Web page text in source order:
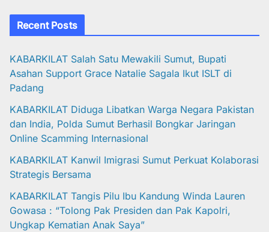
Recent Posts
KABARKILAT Salah Satu Mewakili Sumut, Bupati
Asahan Support Grace Natalie Sagala Ikut ISLT di
Padang
KABARKILAT Diduga Libatkan Warga Negara Pakistan
dan India, Polda Sumut Berhasil Bongkar Jaringan
Online Scamming Internasional
KABARKILAT Kanwil Imigrasi Sumut Perkuat Kolaborasi
Strategis Bersama
KABARKILAT Tangis Pilu Ibu Kandung Winda Lauren
Gowasa : “Tolong Pak Presiden dan Pak Kapolri,
Ungkap Kematian Anak Saya”